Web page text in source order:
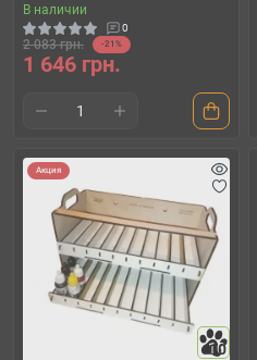
В наличии
0
2 083 грн. -21%
1 646 грн.
Акция
10